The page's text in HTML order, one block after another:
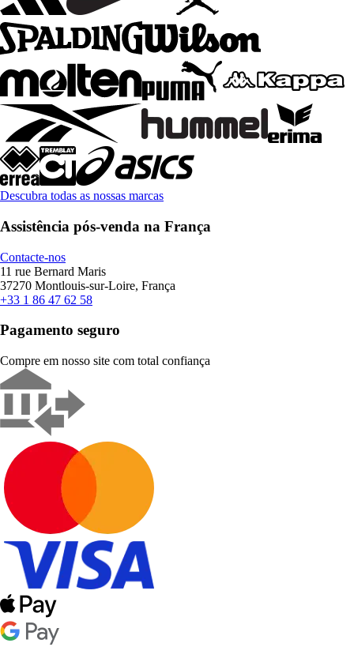
Descubra todas as nossas marcas
Assistência pós-venda na França
Contacte-nos
11 rue Bernard Maris
37270 Montlouis-sur-Loire, França
+33 1 86 47 62 58
Pagamento seguro
Compre em nosso site com total confiança